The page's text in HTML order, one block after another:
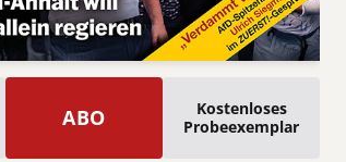
ABO
Kostenloses
Probeexemplar